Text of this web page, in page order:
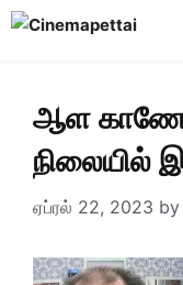
Skip
ஆள
நிலையில்
ஏப்ரல் 22, 2023 by